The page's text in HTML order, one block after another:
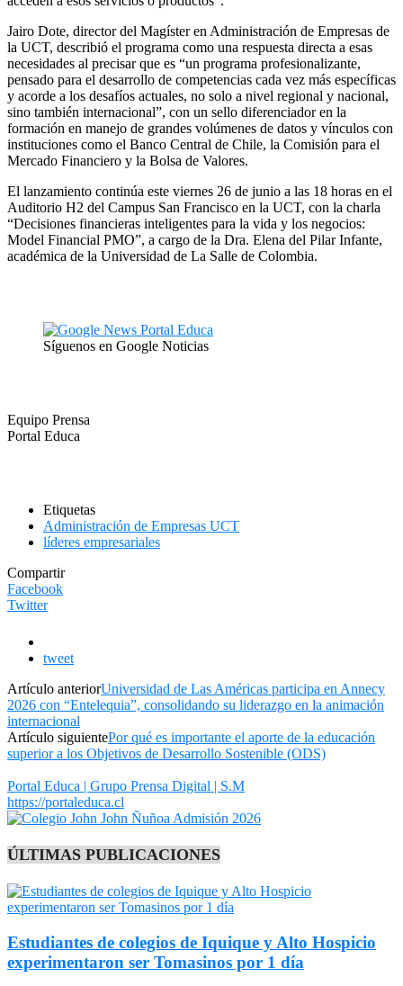
Jairo Dote, director del Magíster en Administración de Empresas de
la UCT, describió el programa como una respuesta directa a esas
necesidades al precisar que es “un programa profesionalizante,
pensado para el desarrollo de competencias cada vez más específicas
y acorde a los desafíos actuales, no solo a nivel regional y nacional,
sino también internacional”, con un sello diferenciador en la
formación en manejo de grandes volúmenes de datos y vínculos con
instituciones como el Banco Central de Chile, la Comisión para el
Mercado Financiero y la Bolsa de Valores.
El lanzamiento continúa este viernes 26 de junio a las 18 horas en el
Auditorio H2 del Campus San Francisco en la UCT, con la charla
“Decisiones financieras inteligentes para la vida y los negocios:
Model Financial PMO”, a cargo de la Dra. Elena del Pilar Infante,
académica de la Universidad de La Salle de Colombia.
Síguenos en Google Noticias
Equipo Prensa
Portal Educa
Etiquetas
Administración de Empresas UCT
líderes empresariales
Compartir
Facebook
Twitter
tweet
Artículo anteriorUniversidad de Las Américas participa en Annecy
2026 con “Entelequia”, consolidando su liderazgo en la animación
internacional
Artículo siguientePor qué es importante el aporte de la educación
superior a los Objetivos de Desarrollo Sostenible (ODS)
Portal Educa | Grupo Prensa Digital | S.M
https://portaleduca.cl
ÚLTIMAS PUBLICACIONES
Estudiantes de colegios de Iquique y Alto Hospicio
experimentaron ser Tomasinos por 1 día